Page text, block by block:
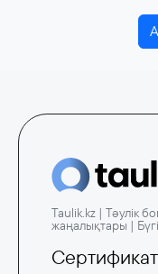
Taulik.kz | Тәулік
жаңалықтары |
Сертификат